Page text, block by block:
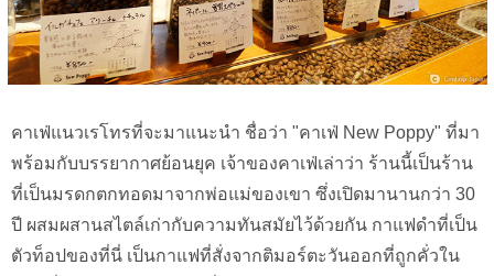
คาเฟ่แนวเรโทรที่จะมาแนะนำ ชื่อว่า "คาเฟ่ New Poppy" ที่มา
พร้อมกับบรรยากาศย้อนยุค เจ้าของคาเฟ่เล่าว่า ร้านนี้เป็นร้าน
ที่เป็นมรดกตกทอดมาจากพ่อแม่ของเขา ซึ่งเปิดมานานกว่า 30
ปี ผสมผสานสไตล์เก่ากับความทันสมัยไว้ด้วยกัน กาแฟดำที่เป็น
ตัวท็อปของที่นี่ เป็นกาแฟที่สั่งจากติมอร์ตะวันออกที่ถูกคั่วใน